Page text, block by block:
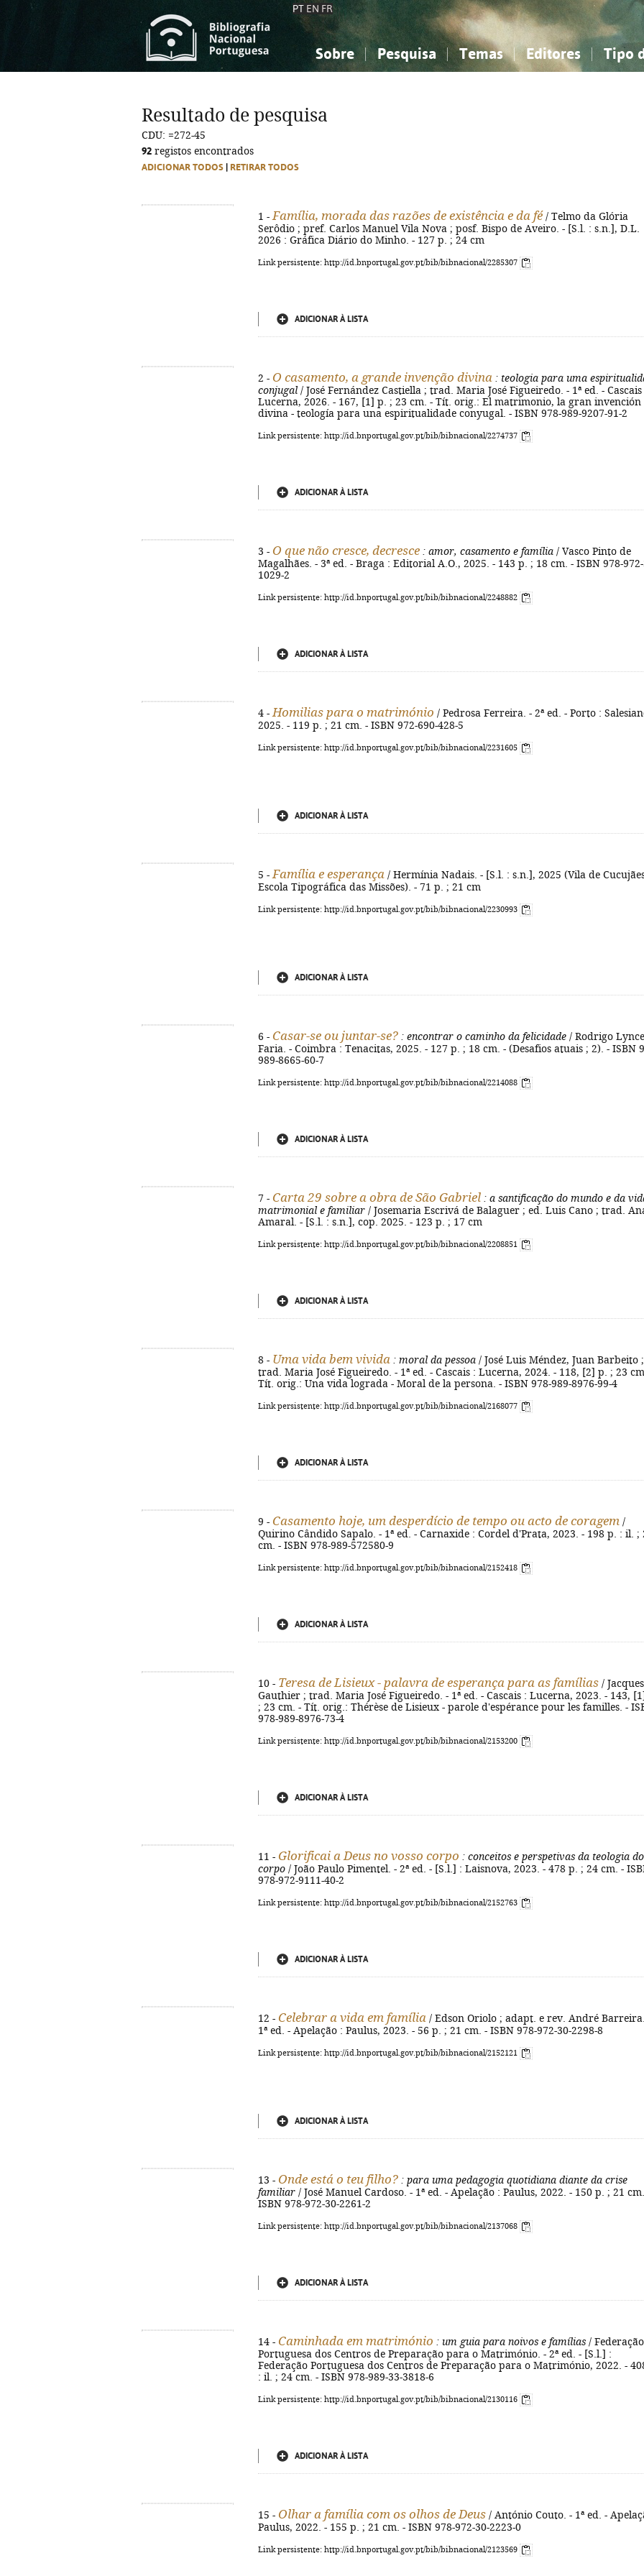
PT EN FR
Sobre Pesquisa Temas
Ciências sociais...
Editores Tipo
Ciências sociais...
Resultado de pesquisa
CDU: =272-45
92 registos encontrados
ADICIONAR TODOS RETIRAR TODOS
1 - Família, morada das razões de existência e da fé / Telmo da Glória
Serôdio ; pref. Carlos Manuel Vila Nova ; posf. Bispo de Aveiro. - [S.l. : s.n.], D.L.
2026 : Gráfica Diário do Minho. - 127 p. ; 24 cm
Link persistente: http://id.bnportugal.gov.pt/bib/bibnacional/2285307
ADICIONAR À LISTA
2 - O casamento, a grande invenção divina : teologia para uma
conjugal / José Fernández Castiella ; trad. Maria José Figueiredo. - 1ª ed. - Cascais
Lucerna, 2026. - 167, [1] p. ; 23 cm. - Tít. orig.: El matrimonio, la gran invención
divina - teología para una espiritualidade conyugal. - ISBN 978-989-9207-91-2
Link persistente: http://id.bnportugal.gov.pt/bib/bibnacional/2274737
ADICIONAR À LISTA
3 - O que não cresce, decresce : amor, casamento e família / Vasco Pinto de
Magalhães. - 3ª ed. - Braga : Editorial A.O., 2025. - 143 p. ; 18 cm. - ISBN 978-
1029-2
Link persistente: http://id.bnportugal.gov.pt/bib/bibnacional/2248882
ADICIONAR À LISTA
4 - Homilias para o matrimónio / Pedrosa Ferreira. - 2ª ed. - Porto :
2025. - 119 p. ; 21 cm. - ISBN 972-690-428-5
Link persistente: http://id.bnportugal.gov.pt/bib/bibnacional/2231605
ADICIONAR À LISTA
5 - Família e esperança / Hermínia Nadais. - [S.l. : s.n.], 2025 (Vila de
Escola Tipográfica das Missões). - 71 p. ; 21 cm
Link persistente: http://id.bnportugal.gov.pt/bib/bibnacional/2230993
ADICIONAR À LISTA
6 - Casar-se ou juntar-se? : encontrar o caminho da felicidade / Rodrigo
Faria. - Coimbra : Tenacitas, 2025. - 127 p. ; 18 cm. - (Desafios atuais ; 2). - ISBN
989-8665-60-7
Link persistente: http://id.bnportugal.gov.pt/bib/bibnacional/2214088
ADICIONAR À LISTA
7 - Carta 29 sobre a obra de São Gabriel : a santificação do mundo e da
matrimonial e familiar / Josemaria Escrivá de Balaguer ; ed. Luis Cano ; trad.
Amaral. - [S.l. : s.n.], cop. 2025. - 123 p. ; 17 cm
Link persistente: http://id.bnportugal.gov.pt/bib/bibnacional/2208851
ADICIONAR À LISTA
8 - Uma vida bem vivida : moral da pessoa / José Luis Méndez, Juan Barbeito ;
trad. Maria José Figueiredo. - 1ª ed. - Cascais : Lucerna, 2024. - 118, [2] p. ; 23
Tít. orig.: Una vida lograda - Moral de la persona. - ISBN 978-989-8976-99-4
Link persistente: http://id.bnportugal.gov.pt/bib/bibnacional/2168077
ADICIONAR À LISTA
9 - Casamento hoje, um desperdício de tempo ou acto de coragem /
Quirino Cândido Sapalo. - 1ª ed. - Carnaxide : Cordel d'Prata, 2023. - 198 p. : il. ;
cm. - ISBN 978-989-572580-9
Link persistente: http://id.bnportugal.gov.pt/bib/bibnacional/2152418
ADICIONAR À LISTA
10 - Teresa de Lisieux - palavra de esperança para as famílias / Jacques
Gauthier ; trad. Maria José Figueiredo. - 1ª ed. - Cascais : Lucerna, 2023. - 143,
; 23 cm. - Tít. orig.: Thérèse de Lisieux - parole d'espérance pour les familles. -
978-989-8976-73-4
Link persistente: http://id.bnportugal.gov.pt/bib/bibnacional/2153200
ADICIONAR À LISTA
11 - Glorificai a Deus no vosso corpo : conceitos e perspetivas da teologia do
corpo / João Paulo Pimentel. - 2ª ed. - [S.l.] : Laisnova, 2023. - 478 p. ; 24 cm. -
978-972-9111-40-2
Link persistente: http://id.bnportugal.gov.pt/bib/bibnacional/2152763
ADICIONAR À LISTA
12 - Celebrar a vida em família / Edson Oriolo ; adapt. e rev. André
1ª ed. - Apelação : Paulus, 2023. - 56 p. ; 21 cm. - ISBN 978-972-30-2298-8
Link persistente: http://id.bnportugal.gov.pt/bib/bibnacional/2152121
ADICIONAR À LISTA
13 - Onde está o teu filho? : para uma pedagogia quotidiana diante da crise
familiar / José Manuel Cardoso. - 1ª ed. - Apelação : Paulus, 2022. - 150 p. ; 21
ISBN 978-972-30-2261-2
Link persistente: http://id.bnportugal.gov.pt/bib/bibnacional/2137068
ADICIONAR À LISTA
14 - Caminhada em matrimónio : um guia para noivos e famílias / Federação
Portuguesa dos Centros de Preparação para o Matrimónio. - 2ª ed. - [S.l.] :
Federação Portuguesa dos Centros de Preparação para o Matrimónio, 2022. -
: il. ; 24 cm. - ISBN 978-989-33-3818-6
Link persistente: http://id.bnportugal.gov.pt/bib/bibnacional/2130116
ADICIONAR À LISTA
15 - Olhar a família com os olhos de Deus / António Couto. - 1ª ed. -
Paulus, 2022. - 155 p. ; 21 cm. - ISBN 978-972-30-2223-0
Link persistente: http://id.bnportugal.gov.pt/bib/bibnacional/2123569